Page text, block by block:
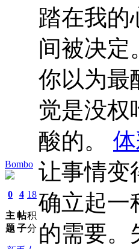
Bombo
0
主
题
4
帖
子
18
积
分
踏在我的
间被决定
你以为最
觉是没权
酸的。
让事情变
确立起一
的需要。